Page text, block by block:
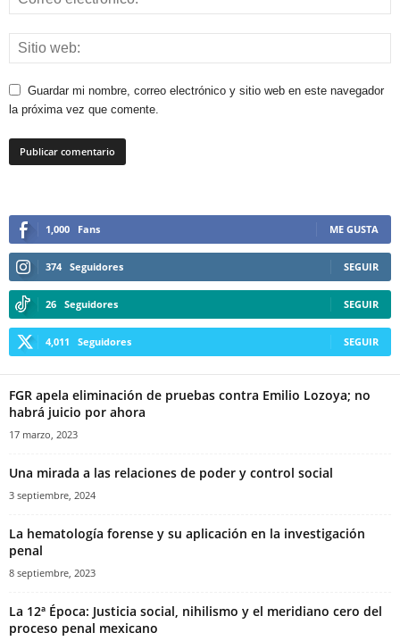
Guardar mi nombre, correo electrónico y sitio web en este navegador
la próxima vez que comente.
1,000 Fans ME GUSTA
374 Seguidores SEGUIR
26 Seguidores SEGUIR
4,011 Seguidores SEGUIR
FGR apela eliminación de pruebas contra Emilio Lozoya; no
habrá juicio por ahora
17 marzo, 2023
Una mirada a las relaciones de poder y control social
3 septiembre, 2024
La hematología forense y su aplicación en la investigación
penal
8 septiembre, 2023
La 12ª Época: Justicia social, nihilismo y el meridiano cero del
proceso penal mexicano